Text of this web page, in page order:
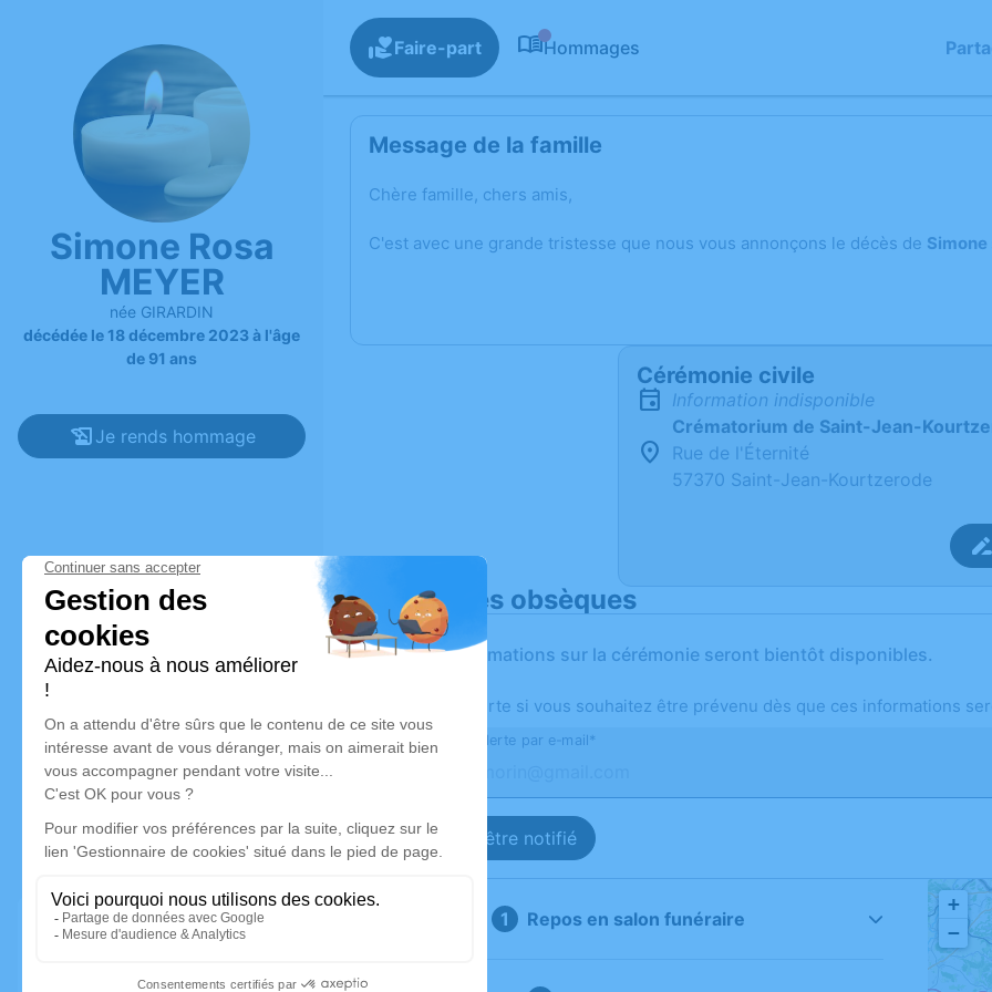
Simone Rosa
MEYER
née GIRARDIN
décédée le 18 décembre 2023 à l'âge
de 91 ans
Je rends hommage
Faire-part Hommages
Message de la famille
Chère famille, chers amis,
C'est avec une grande tristesse que nous vous annonçons le décès de Simone
Cérémonie civile
Information indisponible
Crématorium de Saint-Jean-
Rue de l'Éternité
57370 Saint-Jean-Kourtzerode
Déroulé des obsèques
Les informations sur la cérémonie seront bientôt disponibles.
Activez une alerte si vous souhaitez être prévenu dès que ces informations
Recevoir une alerte par e-mail*
Je veux être notifié
Repos en salon funéraire
+
−